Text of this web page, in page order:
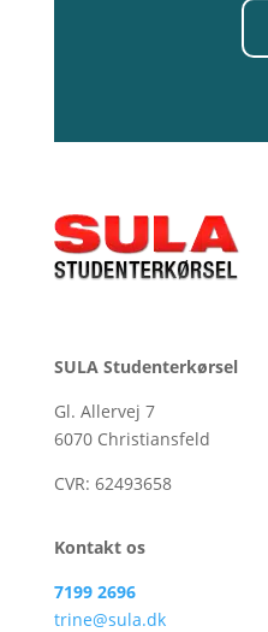
SULA Studenterkørsel
Gl. Allervej 7
6070 Christiansfeld
CVR: 62493658
Kontakt os
7199 2696
trine@sula.dk